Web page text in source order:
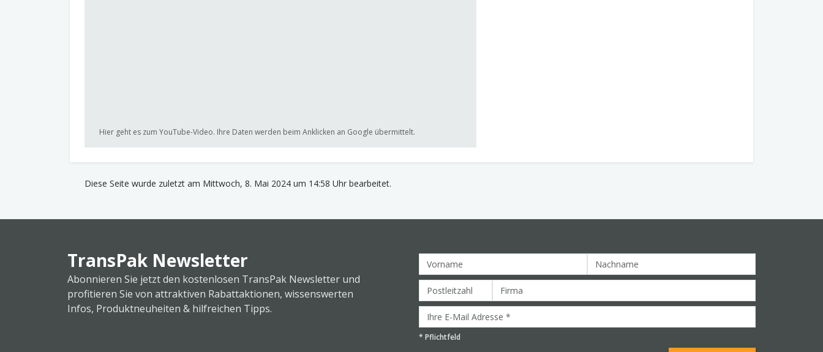
Hier geht es zum YouTube-Video. Ihre Daten werden beim Anklicken an Google übermittelt.
Diese Seite wurde zuletzt am Mittwoch, 8. Mai 2024 um 14:58 Uhr bearbeitet.
TransPak Newsletter
Abonnieren Sie jetzt den kostenlosen TransPak Newsletter und
profitieren Sie von attraktiven Rabattaktionen, wissenswerten
Infos, Produktneuheiten & hilfreichen Tipps.
* Pflichtfeld